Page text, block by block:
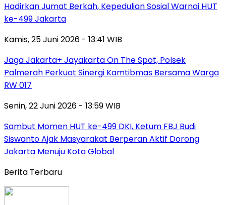
Hadirkan Jumat Berkah, Kepedulian Sosial Warnai HUT
ke-499 Jakarta
Kamis, 25 Juni 2026 - 13:41 WIB
Jaga Jakarta+ Jayakarta On The Spot, Polsek
Palmerah Perkuat Sinergi Kamtibmas Bersama Warga
RW 017
Senin, 22 Juni 2026 - 13:59 WIB
Sambut Momen HUT ke-499 DKI, Ketum FBJ Budi
Siswanto Ajak Masyarakat Berperan Aktif Dorong
Jakarta Menuju Kota Global
Berita Terbaru